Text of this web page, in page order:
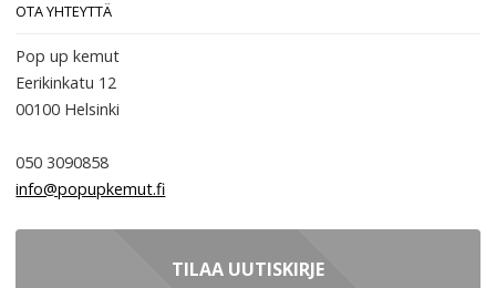
OTA YHTEYTTÄ
Pop up kemut
Eerikinkatu 12
00100 Helsinki
050 3090858
info@popupkemut.fi
TILAA UUTISKIRJE